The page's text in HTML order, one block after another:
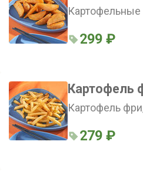
Картофельные
299 ₽
Картофель
Картофель
279 ₽